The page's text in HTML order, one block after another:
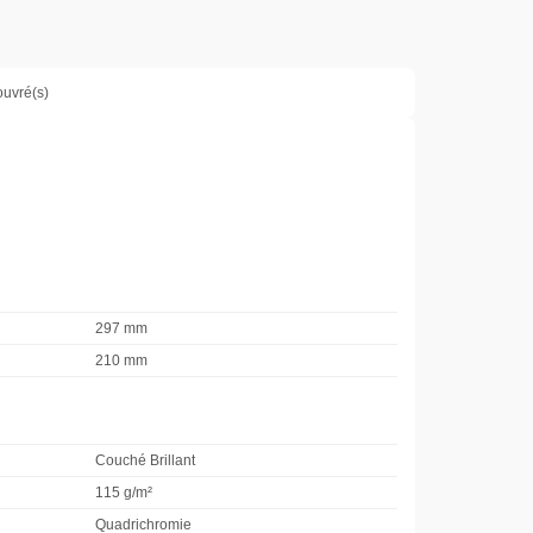
297 mm
210 mm
Couché Brillant
115 g/m²
Quadrichromie